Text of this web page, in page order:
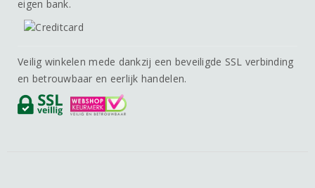
eigen bank.
Veilig winkelen mede dankzij een beveiligde SSL verbinding
en betrouwbaar en eerlijk handelen.